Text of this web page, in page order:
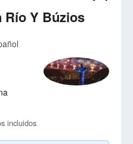
Río Y Búzios
incluidos